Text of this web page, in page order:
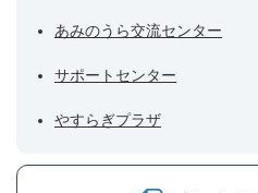
あみのうら交流センター
サポートセンター
やすらぎプラザ